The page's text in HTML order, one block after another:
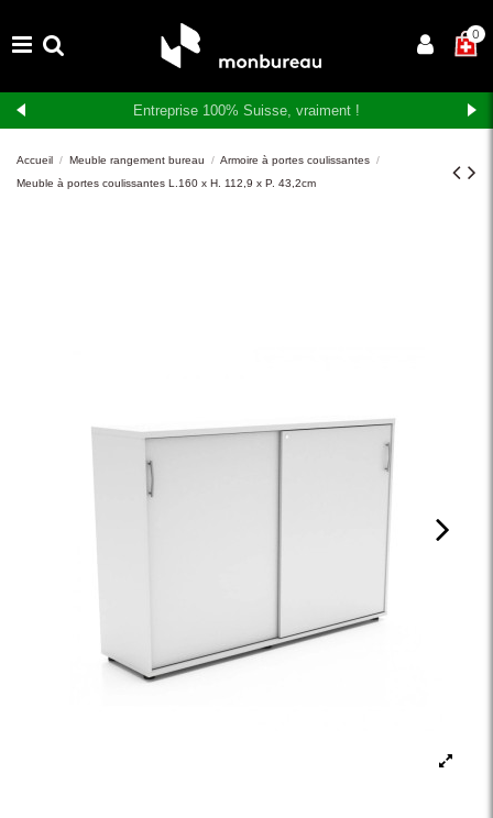
×0
Accueil Meuble rangement bureau
Armoire à portes coulissantes
Meuble à portes coulissantes L.160 x H. 112,9 x P. 43,2cm